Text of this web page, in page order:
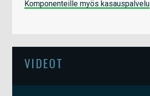
Komponenteille myös kasauspalvelu
VIDEOT